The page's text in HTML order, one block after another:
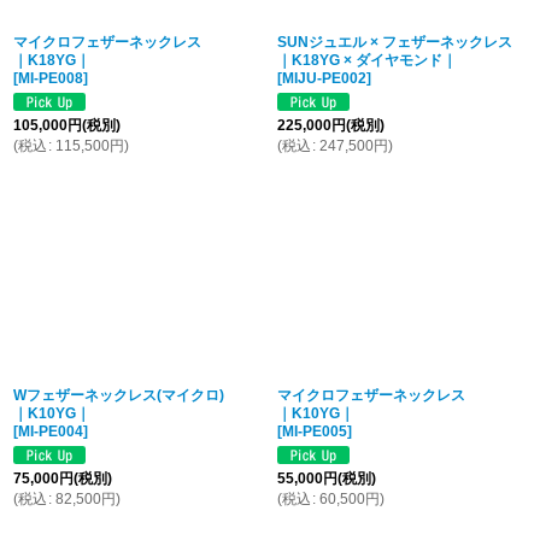
マイクロフェザーネックレス
｜K18YG｜
[MI-PE008]
105,000円(税別)
(税込 : 115,500円)
SUNジュエル × フェザーネックレス
｜K18YG × ダイヤモンド｜
[MIJU-PE002]
225,000円(税別)
(税込 : 247,500円)
Wフェザーネックレス(マイクロ)
｜K10YG｜
[MI-PE004]
75,000円(税別)
(税込 : 82,500円)
マイクロフェザーネックレス
｜K10YG｜
[MI-PE005]
55,000円(税別)
(税込 : 60,500円)